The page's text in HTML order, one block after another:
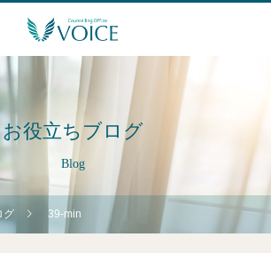
お役立ちブログ
Blog
グ 39-min